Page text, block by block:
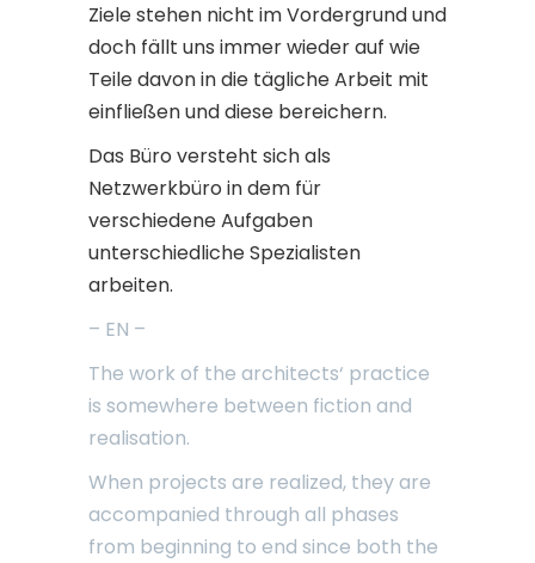
Ziele stehen nicht im Vordergrund und
doch fällt uns immer wieder auf wie
Teile davon in die tägliche Arbeit mit
einfließen und diese bereichern.
Das Büro versteht sich als
Netzwerkbüro in dem für
verschiedene Aufgaben
unterschiedliche Spezialisten
arbeiten.
– EN –
The work of the architects‘ practice
is somewhere between fiction and
realisation.
When projects are realized, they are
accompanied through all phases
from beginning to end since both the